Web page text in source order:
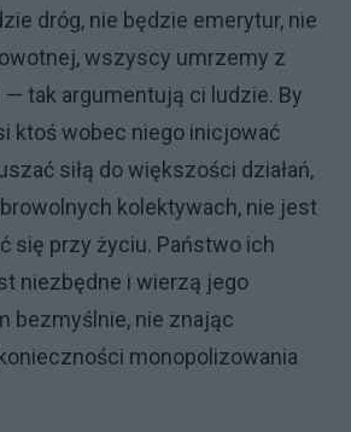
dróg, nie będzie emerytur, nie
wszyscy umrzemy z
— tak argumentują ci ludzie. By
ktoś wobec niego inicjować
siłą do większości działań,
kolektywach, nie jest
się przy życiu. Państwo ich
niezbędne i wierzą jego
bezmyślnie, nie znając
monopolizowania